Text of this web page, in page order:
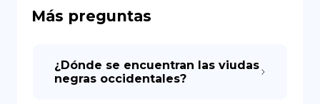
DE
Más preguntas
¿Dónde se encuentran las viudas
negras occidentales?